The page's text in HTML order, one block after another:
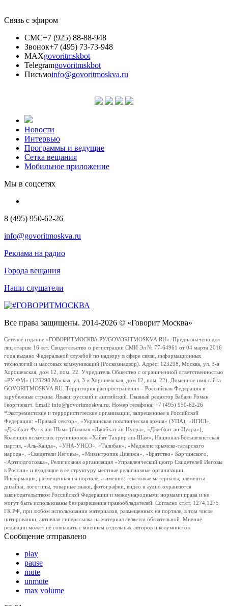
Связь с эфиром
СМС+7 (925) 88-88-948
Звонок+7 (495) 73-73-948
MAXgovoritmskbot
Telegramgovoritmskbot
Письмоinfo@govoritmoskva.ru
Новости
Интервью
Программы и ведущие
Сетка вещания
Мобильное приложение
Мы в соцсетях
8 (495) 950-62-26
info@govoritmoskva.ru
Реклама на радио
Города вещания
Наши слушатели
Все права защищены. 2014-2026 © «Говорит Москва»
Сетевое издание «ГОВОРИТМОСКВА.РУ/GOVORITMOSKVA.RU». Предназначено для
лиц старше 16 лет. Свидетельство о регистрации СМИ Эл № 77-64961 от 04 марта 2016
года выдано Федеральной службой по надзору в сфере связи, информационных
технологий и массовых коммуникаций (Роскомнадзор). Адрес: 123298, Москва, ул. 3-я
Хорошевская, дом 12, пом. 22. Учредитель Общество с ограниченной ответственностью
«РУ ФМ» (123298 Москва, ул. 3-я Хорошевская, дом 12, пом. 22). Доменное имя сайта
GOVORITMOSKVA.RU. Территория распространения – Российская Федерация и
зарубежные страны. Языки: русский и английский. Главный редактор Бабаян Роман
Георгиевич. Email: info@govoritmoskva.ru. Номер телефона: +7 (495) 950-62-26
*Экстремистские и террористические организации, запрещенные в Российской
Федерации: «Правый сектор», «Украинская повстанческая армия» (УПА), «ИГИЛ»,
«Джабхат Фатх аш-Шам» (бывшая «Джабхат ан-Нусра», «Джебхат ан-Нусра»),
Коалиция исламских группировок «Хайят Тахрир аш-Шам», Национал-Большевистская
партия, «Аль-Каида», «УНА-УНСО», «Талибан», «Меджлис крымско-татарского
народа», «Свидетели Иеговы», «Мизантропик Дивижн», «Братство» Корчинского,
«Артподготовка», Религиозная организация «Управленческий центр Свидетелей Иеговы
в России» и входящие в ее структуру местные религиозные организации.
Информация, размещенная на портале, а именно: текстовые материалы, элементы
дизайна, логотипы, товарные знаки, фотографии, видео и аудио охраняются
законодательством Российской Федерации и международными нормами права и не
могут быть использованы без разрешения правообладателей. Согласно ст.ст. 1274,1275
ГК РФ, при любом использовании материалов, размещенных на портале, в том числе
цитировании, активная гиперссылка на материал является обязательной. Мнение
редакции может не совпадать с мнением отдельных авторов и колумнистов.
Сообщение отправлено
play
pause
mute
unmute
max volume